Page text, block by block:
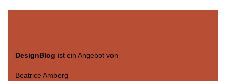
DesignBlog ist ein Angebot von
Beatrice Amberg